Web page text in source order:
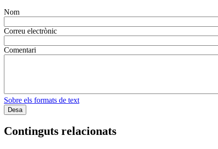
Nom
Correu electrònic
Comentari
Sobre els formats de text
Continguts relacionats